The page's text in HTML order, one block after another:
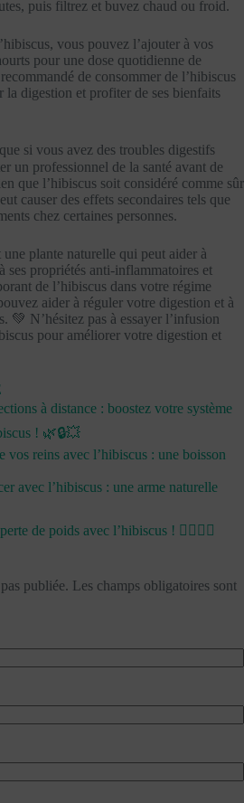
puis filtrez et buvez chaud ou froid.
vous pouvez l’ajouter à vos
pour une dose quotidienne de
de consommer de l’hibiscus
la digestion et profiter de ses bienfaits
si vous avez des troubles digestifs
un professionnel de la santé avant de
que l’hibiscus soit considéré comme sûr
causer des effets secondaires tels que
chez certaines personnes.
plante naturelle qui peut aider à
ses propriétés anti-inflammatoires et
de l’hibiscus dans votre régime
aider à réguler votre digestion et à
💚 N’hésitez pas à essayer l’infusion
pour améliorer votre digestion et
à distance : boostez votre système
! 🌿🔒💥
reins avec l’hibiscus : une boisson
avec l’hibiscus : une arme naturelle
de poids avec l’hibiscus ! 🏋️‍♀️💪💧
publiée. Les champs obligatoires sont